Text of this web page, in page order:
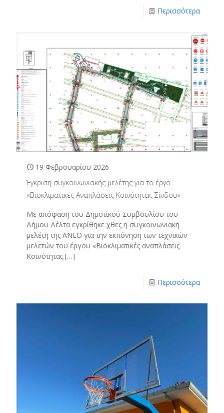
Περισσότερα
19 Φεβρουαρίου 2026
Έγκριση συγκοινωνιακής μελέτης για το έργο
«Βιοκλιματικές Αναπλάσεις Κοινότητας Σίνδου»
Με απόφαση του Δημοτικού Συμβουλίου του
Δήμου Δέλτα εγκρίθηκε χθες η συγκοινωνιακή
μελέτη της ΑΝΕΘ για την εκπόνηση των τεχνικών
μελετών του έργου «Βιοκλιματικές αναπλάσεις
Κοινότητας […]
Περισσότερα